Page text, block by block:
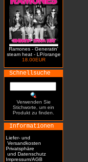
Ramones - Generatin'
steam heat - LP/orange
18.00EUR
Schnellsuche
Verwenden Sie
Stichworte, um ein
Produkt zu finden.
Informationen
Liefer- und
Versandkosten
Privatsphäre
und Datenschutz
Impressum/AGB